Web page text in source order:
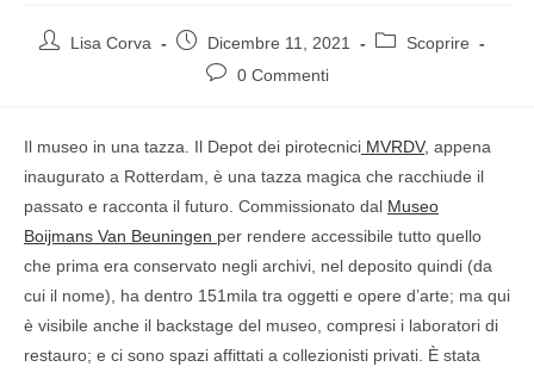
Lisa Corva Dicembre 11, 2021
Scoprire
0 Commenti
Il museo in una tazza. Il Depot dei pirotecnici MVRDV, appena
inaugurato a Rotterdam, è una tazza magica che racchiude il
passato e racconta il futuro. Commissionato dal Museo
Boijmans Van Beuningen per rendere accessibile tutto quello
che prima era conservato negli archivi, nel deposito quindi (da
cui il nome), ha dentro 151mila tra oggetti e opere d’arte; ma qui
è visibile anche il backstage del museo, compresi i laboratori di
restauro; e ci sono spazi affittati a collezionisti privati. È stata